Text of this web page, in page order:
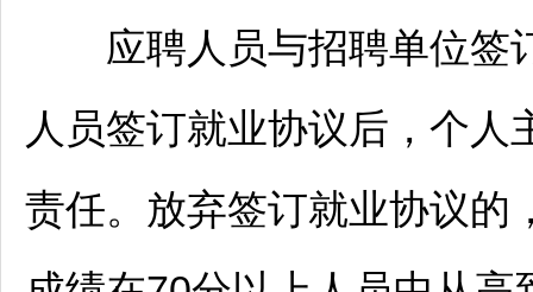
应聘人员与招聘单位签
人员签订就业协议后，个
责任。放弃签订就业协议的